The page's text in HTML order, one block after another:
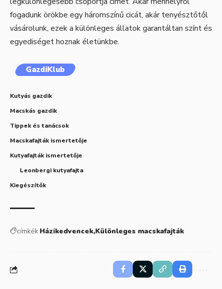
fogadunk örökbe egy háromszínű cicát, akár tenyésztőtől
vásárolunk, ezek a különleges állatok garantáltan színt és
egyediséget hoznak életünkbe.
GazdiKlub
Kutyás gazdik
Macskás gazdik
Tippek és tanácsok
Macskafajták ismertetője
Kutyafajták ismertetője
Leonbergi kutyafajta
Kiegészítők
címkék Házikedvencek Különleges macskafajták